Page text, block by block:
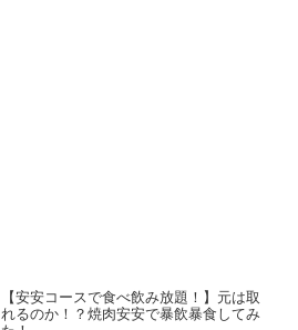
【安安コースで食べ飲み放題！】元は取
れるのか！？焼肉安安で暴飲暴食してみ